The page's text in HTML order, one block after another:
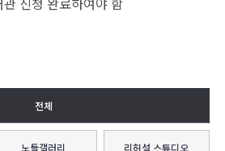
전체
노들갤러리 리허설 스튜디오